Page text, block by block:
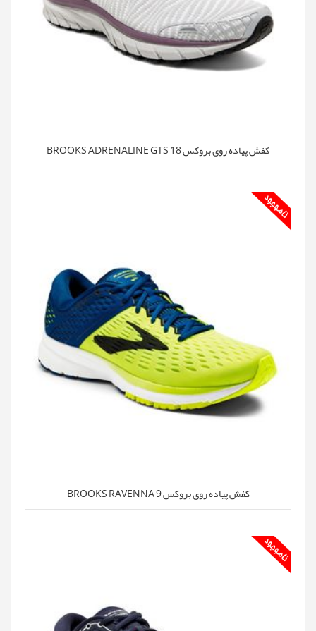
کفش پیاده روی بروکس BROOKS ADRENALINE GTS 18
کفش پیاده روی بروکس BROOKS RAVENNA 9